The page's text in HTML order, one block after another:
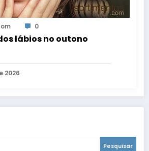
0
lábios no outono
2026
Pesquisar